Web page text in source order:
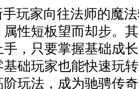
家向往法师的魔法
性短板望而却步。
，只要掌握基础成
基础玩家也能快速玩
玩法，成为驰骋传